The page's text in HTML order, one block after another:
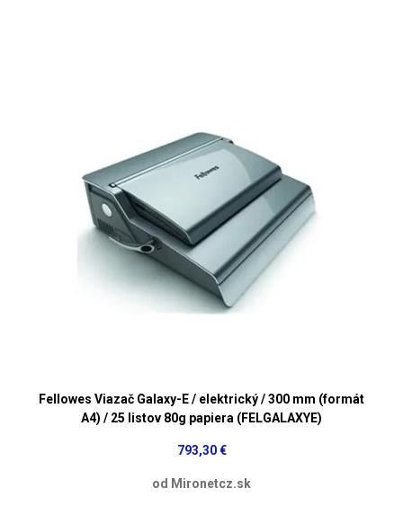
Fellowes Viazač Galaxy-E / elektrický / 300 mm (formát
A4) / 25 listov 80g papiera (FELGALAXYE)
793,30 €
od Mironetcz.sk